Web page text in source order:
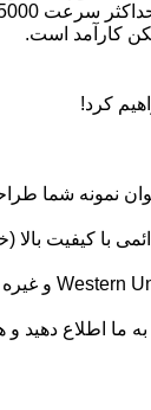
دور در دقیقه است.